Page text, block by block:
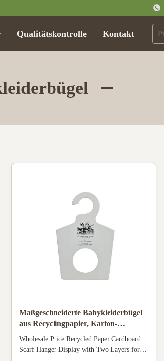
Qualitätskontrolle Kontakt
Maßgeschneiderte Babykleiderbügel
aus Recyclingpapier, Karton-
Schalbügel, zweilagig, für Geschäfte
Wholesale Price Recycled Paper Cardboard
Scarf Hanger Display with Two Layers for